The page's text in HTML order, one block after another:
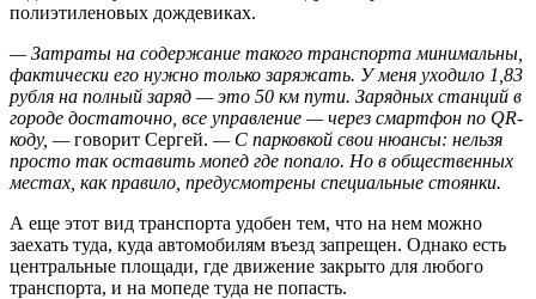
полиэтиленовых дождевиках.
— Затраты на содержание такого транспорта минимальны,
фактически его нужно только заряжать. У меня уходило 1,83
рубля на полный заряд — это 50 км пути. Зарядных станций в
городе достаточно, все управление — через смартфон по QR-
коду, —говорит Сергей. — С парковкой свои нюансы: нельзя
просто так оставить мопед где попало. Но в общественных
местах, как правило, предусмотрены специальные стоянки.
А еще этот вид транспорта удобен тем, что на нем можно
заехать туда, куда автомобилям въезд запрещен. Однако есть
центральные площади, где движение закрыто для любого
транспорта, и на мопеде туда не попасть.